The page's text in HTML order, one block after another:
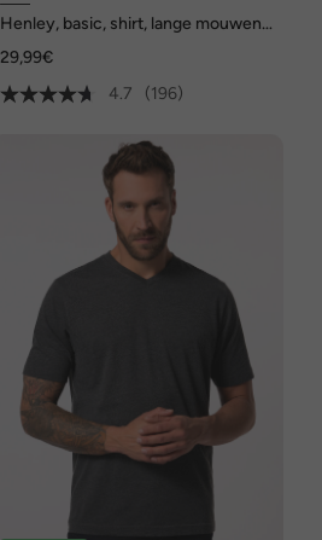
Henley, basic, shirt, lange mouwen,
29,99€
4.7
(196)